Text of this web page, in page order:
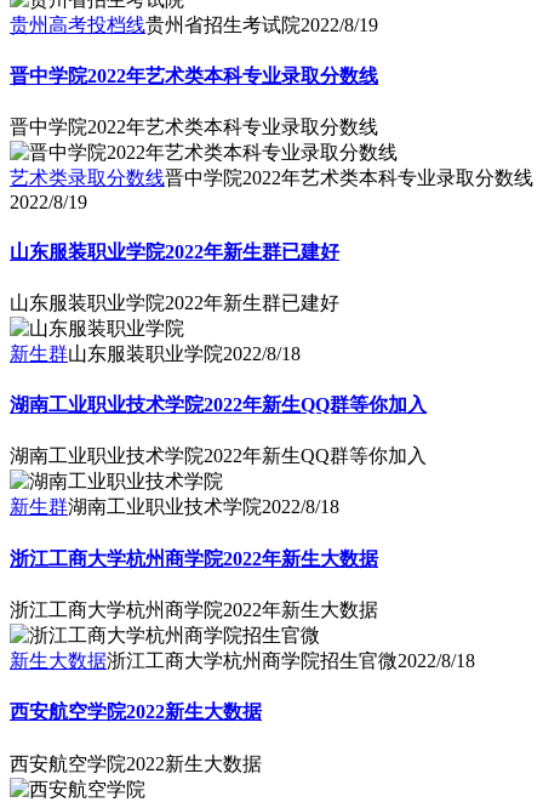
贵州高考投档线贵州省招生考试院2022/8/19
晋中学院2022年艺术类本科专业录取分数线
晋中学院2022年艺术类本科专业录取分数线
艺术类录取分数线晋中学院2022年艺术类本科专业录取分数线
2022/8/19
山东服装职业学院2022年新生群已建好
山东服装职业学院2022年新生群已建好
新生群山东服装职业学院2022/8/18
湖南工业职业技术学院2022年新生QQ群等你加入
湖南工业职业技术学院2022年新生QQ群等你加入
新生群湖南工业职业技术学院2022/8/18
浙江工商大学杭州商学院2022年新生大数据
浙江工商大学杭州商学院2022年新生大数据
新生大数据浙江工商大学杭州商学院招生官微2022/8/18
西安航空学院2022新生大数据
西安航空学院2022新生大数据